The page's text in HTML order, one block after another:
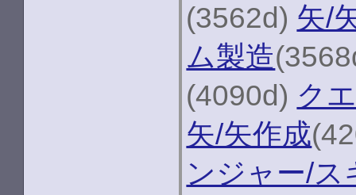
(3562d) 矢/
ム製造
(4090d) ク
矢/矢作成
ンジャー/ス